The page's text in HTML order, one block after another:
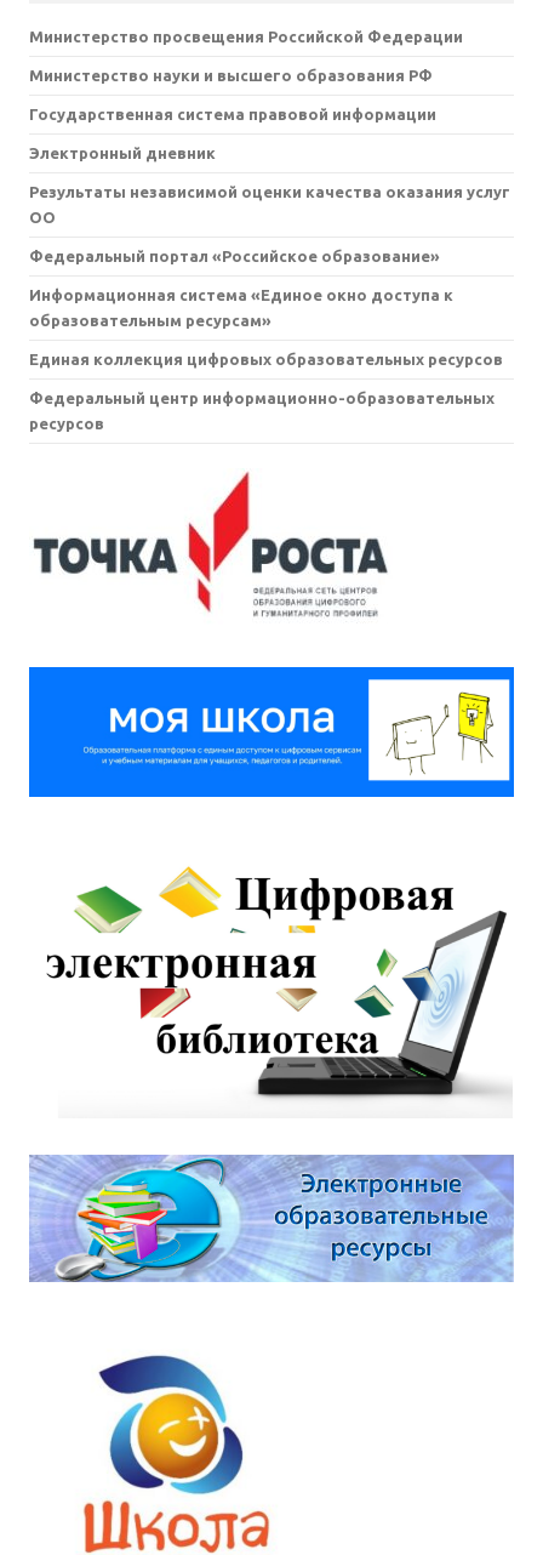
Министерство просвещения Российской Федерации
Министерство науки и высшего образования РФ
Государственная система правовой информации
Электронный дневник
Результаты независимой оценки качества оказания услуг
ОО
Федеральный портал «Российское образование»
Информационная система «Единое окно доступа к
образовательным ресурсам»
Единая коллекция цифровых образовательных ресурсов
Федеральный центр информационно-образовательных
ресурсов